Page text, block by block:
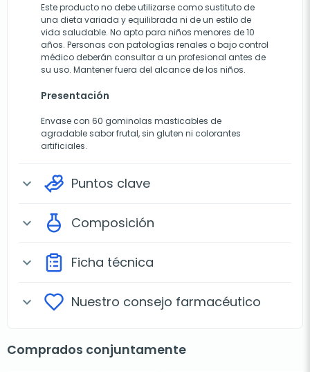
Este producto no debe utilizarse como sustituto de
una dieta variada y equilibrada ni de un estilo de
vida saludable. No apto para niños menores de 10
años. Personas con patologías renales o bajo control
médico deberán consultar a un profesional antes de
su uso. Mantener fuera del alcance de los niños.
Presentación
Envase con 60 gominolas masticables de
agradable sabor frutal, sin gluten ni colorantes
artificiales.
expand_more Puntos clave
expand_more Composición
expand_more Ficha técnica
expand_more Nuestro consejo farmacéutico
Comprados conjuntamente